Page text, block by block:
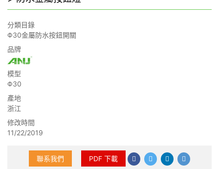
分類目錄
Φ30金屬防水按鈕開關
品牌
模型
Φ30
產地
浙江
修改時間
11/22/2019
聯系我們 PDF 下載